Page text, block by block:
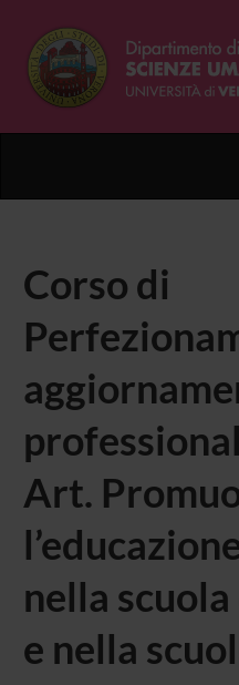
Corso di
Art.
nella
e nella